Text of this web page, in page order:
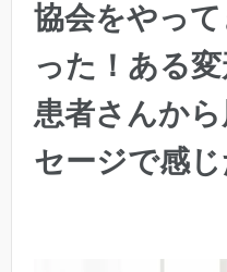
協会をやっ
った！ある
患者さんか
セージで感じ